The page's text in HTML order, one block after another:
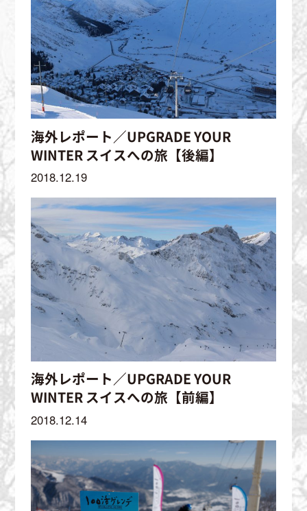
海外レポート／UPGRADE YOUR
WINTER スイスへの旅【後編】
2018.12.19
海外レポート／UPGRADE YOUR
WINTER スイスへの旅【前編】
2018.12.14